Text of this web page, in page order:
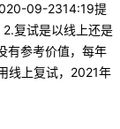
09-2314:19提
复试是以线上还是
有参考价值，每年
线上复试，2021年